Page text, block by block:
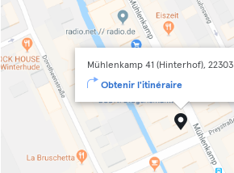
Mühlenkamp 41 (Hinterhof),
Obtenir l'itinéraire